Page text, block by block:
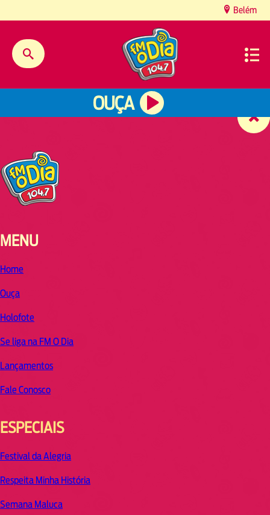
Belém
OUÇA
MENU
Home
Ouça
Holofote
Se liga na FM O Dia
Lançamentos
Fale Conosco
ESPECIAIS
Festival da Alegria
Respeita Minha História
Semana Maluca